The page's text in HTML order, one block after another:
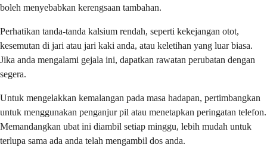
boleh menyebabkan kerengsaan tambahan.
Perhatikan tanda-tanda kalsium rendah, seperti kekejangan otot,
kesemutan di jari atau jari kaki anda, atau keletihan yang luar biasa.
Jika anda mengalami gejala ini, dapatkan rawatan perubatan dengan
segera.
Untuk mengelakkan kemalangan pada masa hadapan, pertimbangkan
untuk menggunakan penganjur pil atau menetapkan peringatan telefon.
Memandangkan ubat ini diambil setiap minggu, lebih mudah untuk
terlupa sama ada anda telah mengambil dos anda.